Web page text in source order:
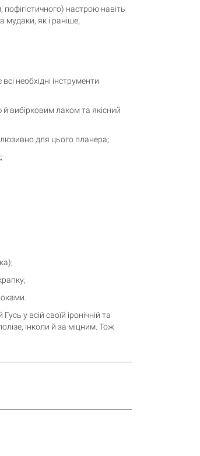
настрою навіть
мудаки, як і раніше,
необхідні інструменти
вибірковим лаком та якісний
для цього планера;
у всій своїй іронічній та
інколи й за міцним. Тож